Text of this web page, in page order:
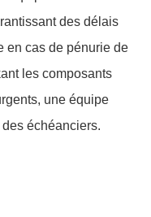
des délais
en cas de pénurie de
les composants
une équipe
échéanciers.